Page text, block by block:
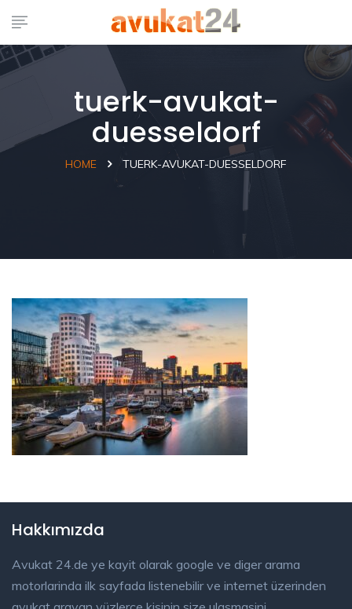
tuerk-avukat-
duesseldorf
HOME TUERK-AVUKAT-DUESSELDORF
Hakkımızda
Avukat 24.de ye kayit olarak google ve diger arama
motorlarinda ilk sayfada listenebilir ve internet üzerinden